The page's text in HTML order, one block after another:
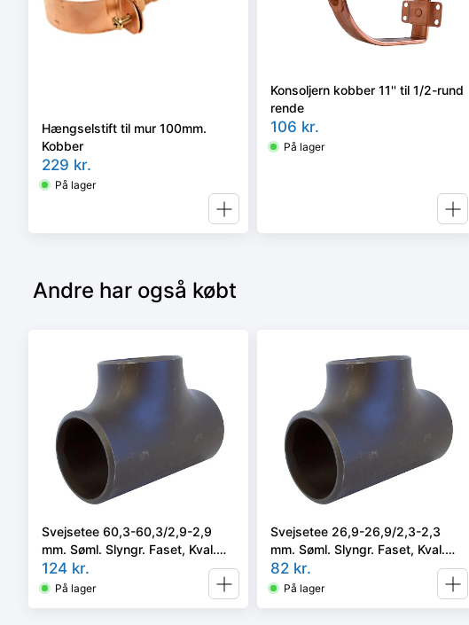
Hængselstift til mur 100mm.
Kobber
229 kr.
På lager
Konsoljern kobber 11'' til 1/2-rund
rende
106 kr.
På lager
Andre har også købt
Svejsetee 60,3-60,3/2,9-2,9
mm. Søml. Slyngr. Faset, Kval.
P235GH, EN 10253-2/rk2 type
A.
124 kr.
På lager
Svejsetee 26,9-26,9/2,3-2,3
mm. Søml. Slyngr. Faset, Kval.
P235GH, EN 10253-2/rk2 type
A.
82 kr.
På lager